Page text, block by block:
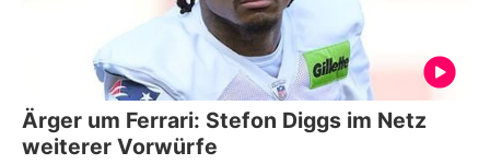
Ärger um Ferrari: Stefon Diggs im Netz
weiterer Vorwürfe